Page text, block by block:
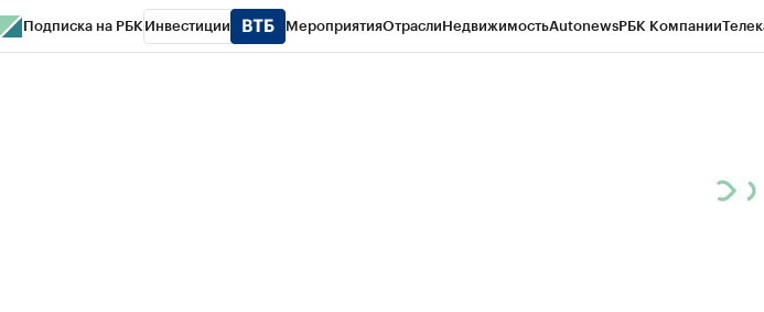
Подписка на РБК Инвестиции МероприятияОтраслиНедвижимостьAutonewsРБК Компании